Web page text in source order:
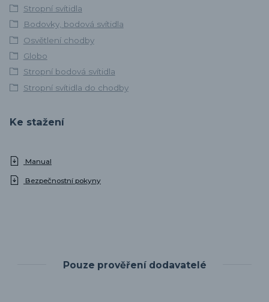
Stropní svítidla
Bodovky, bodová svítidla
Osvětlení chodby
Globo
Stropní bodová svítidla
Stropní svítidla do chodby
Ke stažení
Manual
Bezpečnostní pokyny
Pouze prověření dodavatelé